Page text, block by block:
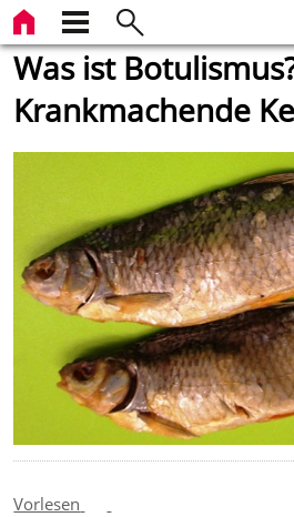
Was ist
Krankmachende
Vorlesen